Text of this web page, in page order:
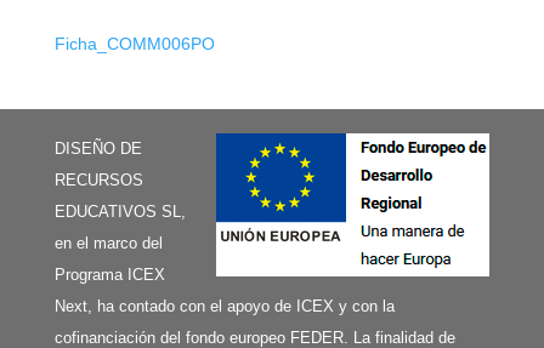
Ficha_COMM006PO
DISEÑO DE
RECURSOS
EDUCATIVOS SL,
en el marco del
Programa ICEX
Next, ha contado con el apoyo de ICEX y con la
cofinanciación del fondo europeo FEDER. La finalidad de